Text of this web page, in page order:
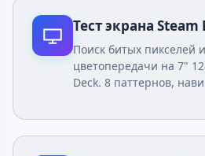
Тест экрана Steam
Поиск битых пикселей
цветопередачи на 7"
Deck. 8 паттернов,